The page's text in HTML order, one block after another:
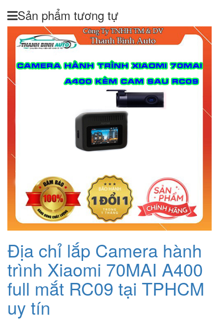
Sản phẩm tương tự
Địa chỉ lắp Camera hành
trình Xiaomi 70MAI A400
full mắt RC09 tại TPHCM
uy tín